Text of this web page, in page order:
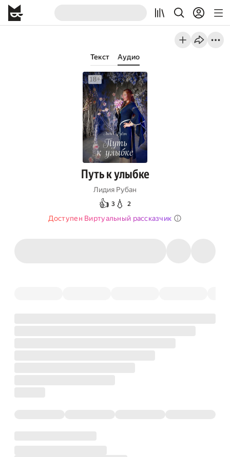
Текст Аудио
Путь к улыбке
Лидия Рубан
👍 3 💧 2
Доступен Виртуальный рассказчик